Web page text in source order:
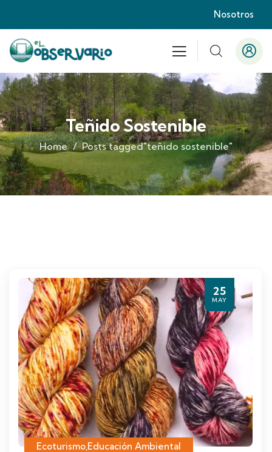
Nosotros
Teñido Sostenible
Home Posts tagged"teñido sostenible"
25
MAY
Ecoturismo,Educación Ambiental